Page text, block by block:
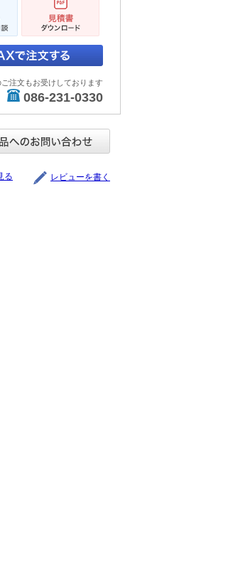
注文もお受けしております
086-231-0330
る レビューを書く